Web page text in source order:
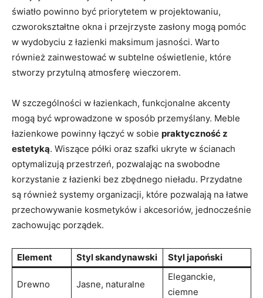
światło powinno być priorytetem w projektowaniu,
czworokształtne okna i przejrzyste zasłony mogą pomóc
w wydobyciu z łazienki maksimum jasności. Warto
również zainwestować w subtelne oświetlenie, które
stworzy przytulną atmosferę wieczorem.
W szczególności w łazienkach, funkcjonalne akcenty
mogą być wprowadzone w sposób przemyślany. Meble
łazienkowe powinny łączyć w sobie praktyczność z
estetyką. Wiszące półki oraz szafki ukryte w ścianach
optymalizują przestrzeń, pozwalając na swobodne
korzystanie z łazienki bez zbędnego nieładu. Przydatne
są również systemy organizacji, które pozwalają na łatwe
przechowywanie kosmetyków i akcesoriów, jednocześnie
zachowując porządek.
Element Styl skandynawski Styl japoński
Drewno Jasne, naturalne
Eleganckie,
ciemne